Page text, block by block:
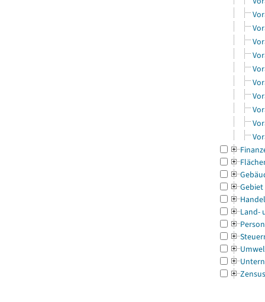
Gebiet
Land-
Zensus